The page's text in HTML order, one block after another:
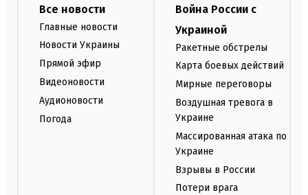
Все новости
Главные новости
Новости Украины
Прямой эфир
Видеоновости
Аудионовости
Погода
Война России с
Украиной
Ракетные обстрелы
Карта боевых действий
Мирные переговоры
Воздушная тревога в
Украине
Массированная атака по
Украине
Взрывы в России
Потери врага